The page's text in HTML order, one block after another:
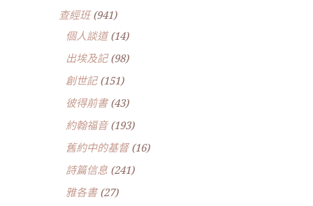
查經班(941)
個人談道(14)
出埃及記(98)
創世記(151)
彼得前書(43)
約翰福音(193)
舊約中的基督(16)
詩篇信息 (241)
雅各書(27)